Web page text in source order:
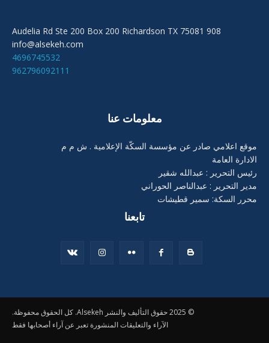
908 Audelia Rd Ste 200 Box 200 Richardson TX 75081
info@alsekeh.com
4696745532
962796092111
معلومات عنا
موقع اعلامي صادر عن مؤسسة السكّة الإعلامية . ش م م
الادارة العامة
رئيس التحرير : عبدالله شقير
مدير التحرير : عبدالناصر الحوراني
محرر السكة: سمير قطيشات
تابعنا
© 2025 حقوق التأليف والنشر Alsekeh. كل الحقوق محفوظة.
الآراء والتعليقات المنشورة تعبر عن آراء أصحابها فقط